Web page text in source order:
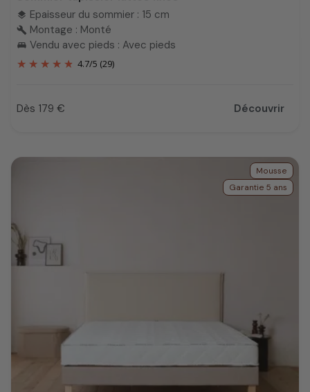
layers Epaisseur du sommier : 15 cm
build Montage : Monté
king_bed Vendu avec pieds : Avec pieds
4.7/5 (29)
Prix
Dès 179 € Découvrir
Mousse
Garantie 5 ans